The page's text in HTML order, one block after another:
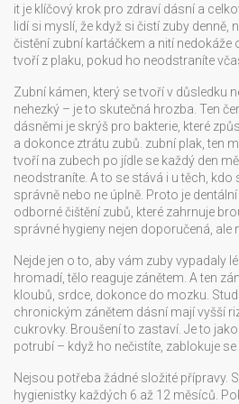
it je klíčový krok pro zdraví dásní a
lidí si myslí, že když si čistí zuby denně,
čistění zubní kartáčkem a nití nedokáže
tvoří z plaku, pokud ho neodstraníte
Zubní kámen, který se tvoří v důsledku
nehezký – je to skutečná hrozba. Ten
dásněmi je skrýš pro bakterie, které
a dokonce ztrátu zubů. zubní plak ,ten
tvoří na zubech po jídle se každý den
neodstraníte. A to se stává i u těch, kdo
správně nebo ne úplně. Proto je
odborné čištění zubů, které zahrnuje
správné hygieny nejen doporučená, ale
Nejde jen o to, aby vám zuby vypadaly
hromadí, tělo reaguje zánětem. A ten
kloubů, srdce, dokonce do mozku.
chronickým zánětem dásní mají vyšší
cukrovky. Broušení to zastaví. Je to
potrubí – když ho nečistíte, zablokuje se
Nejsou potřeba žádné složité přípravy.
hygienistky každých 6 až 12 měsíců.